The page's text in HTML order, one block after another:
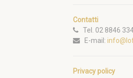
Contatti
Tel. 02 8846
E-mail:
Privacy policy